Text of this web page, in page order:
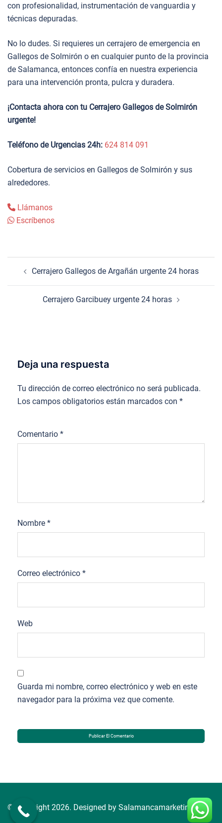
con profesionalidad, instrumentación de vanguardia y
técnicas depuradas.
No lo dudes. Si requieres un cerrajero de emergencia en
Gallegos de Solmirón o en cualquier punto de la provincia
de Salamanca, entonces confía en nuestra experiencia
para una intervención pronta, pulcra y duradera.
¡Contacta ahora con tu Cerrajero Gallegos de Solmirón
urgente!
Teléfono de Urgencias 24h: 624 814 091
Cobertura de servicios en Gallegos de Solmirón y sus
alrededores.
Llámanos
Escríbenos
entradas
Cerrajero Gallegos de Argañán urgente 24 horas
Cerrajero Garcibuey urgente 24 horas
Deja una respuesta
Tu dirección de correo electrónico no será publicada.
Los campos obligatorios están marcados con *
Comentario *
Nombre *
Correo electrónico *
Web
Guarda mi nombre, correo electrónico y web en este
navegador para la próxima vez que comente.
© Copyright 2026. Designed by Salamancamarketing